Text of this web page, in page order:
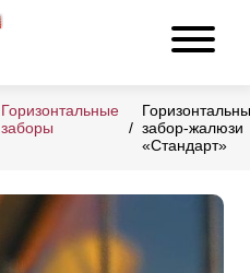
Горизонтальные
заборы
забор-жалюзи
«Стандарт»